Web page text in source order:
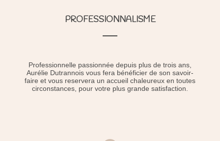
PROFESSIONNALISME
Professionnelle passionnée depuis plus de trois ans,
Aurélie Dutrannois vous fera bénéficier de son savoir-
faire et vous reservera un accueil chaleureux en toutes
circonstances, pour votre plus grande satisfaction.